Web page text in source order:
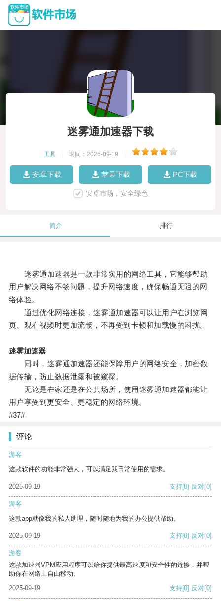
迷雾通加速器下载
工具 时间：2025-09-19
安卓下载 苹果下载 PC下载
安卓市场，安全绿色
简介 排行
迷雾通加速器是一款非常实用的网络工具，它能够帮助
用户解决网络不畅问题，提升网络速度，确保畅通无阻的网
络体验。
通过优化网络连接，迷雾通加速器可以让用户在浏览网
页、观看视频时更加流畅，不再受到卡顿和加载慢的困扰。
迷雾加速器
同时，迷雾通加速器还能保障用户的网络安全，加密数
据传输，防止数据泄露和被窥探。
无论是在家还是在公共场所，使用迷雾通加速器都能让
用户享受到更安全、更稳定的网络环境。
#37#
评论
游客
这款软件的功能非常强大，可以满足我日常使用的需求。
2025-09-19 支持[0] 反对[0]
游客
这款app就像我的私人助理，随时随地为我的办公提供帮助。
2025-09-19 支持[0] 反对[0]
游客
这款加速器VPM应用程序可以给你提供最高速度和安全性的连接，并帮
助你在网络上自由移动。
2025-09-19
支持[0] 反对[0]